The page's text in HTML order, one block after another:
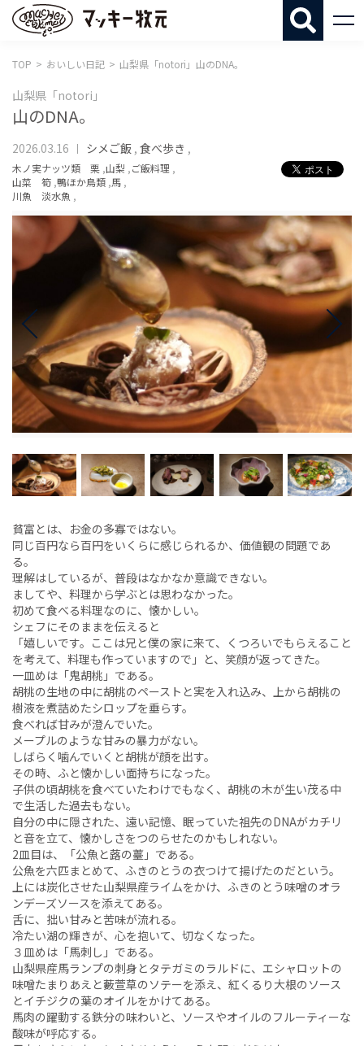
TOP おいしい日記 山梨県「notori」山のDNA。
山梨県「notori」
山のDNA。
2026.03.16 シメご飯 , 食べ歩き ,
木ノ実ナッツ類 栗 ,山梨 ,ご飯料理 ,
山菜 筍 ,鴨ほか鳥類 ,馬 ,
川魚 淡水魚 ,
貧富とは、お金の多寡ではない。
同じ百円なら百円をいくらに感じられるか、価値観の問題であ
る。
理解はしているが、普段はなかなか意識できない。
ましてや、料理から学ぶとは思わなかった。
初めて食べる料理なのに、懐かしい。
シェフにそのままを伝えると
「嬉しいです。ここは兄と僕の家に来て、くつろいでもらえること
を考えて、料理も作っていますので」と、笑顔が返ってきた。
一皿めは「鬼胡桃」である。
胡桃の生地の中に胡桃のペーストと実を入れ込み、上から胡桃の
樹液を煮詰めたシロップを垂らす。
食べれば甘みが澄んでいた。
メープルのような甘みの暴力がない。
しばらく噛んでいくと胡桃が顔を出す。
その時、ふと懐かしい面持ちになった。
子供の頃胡桃を食べていたわけでもなく、胡桃の木が生い茂る中
で生活した過去もない。
自分の中に隠された、遠い記憶、眠っていた祖先のDNAがカチリ
と音を立て、懐かしさをつのらせたのかもしれない。
2皿目は、「公魚と蕗の薹」である。
公魚を六匹まとめて、ふきのとうの衣つけて揚げたのだという。
上には炭化させた山梨県産ライムをかけ、ふきのとう味噌のオラ
ンデーズソースを添えてある。
舌に、拙い甘みと苦味が流れる。
冷たい湖の輝きが、心を抱いて、切なくなった。
３皿めは「馬刺し」である。
山梨県産馬ランプの刺身とタテガミのラルドに、エシャロットの
味噌たまりあえと藪萱草のソテーを添え、紅くるり大根のソース
とイチジクの葉のオイルをかけてある。
馬肉の躍動する鉄分の味わいと、ソースやオイルのフルーティーな
酸味が呼応する。